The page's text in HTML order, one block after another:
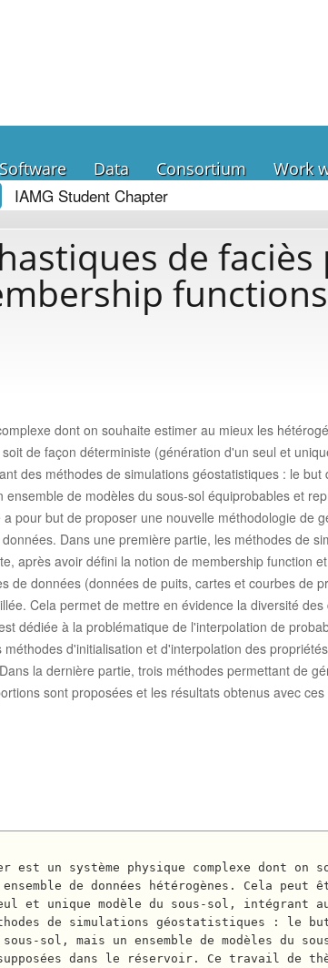
Software Data Consortium Work
IAMG Student Chapter
de faciès
functions
dont on souhaite estimer au mieux les
de façon déterministe (génération d'un seul et
des méthodes de simulations géostatistiques : le
de modèles du sous-sol équiprobables et
pour but de proposer une nouvelle méthodologie de
Dans une première partie, les méthodes de
après avoir défini la notion de membership function
de données (données de puits, cartes et courbes de
Cela permet de mettre en évidence la diversité
dédiée à la problématique de l'interpolation de
d'initialisation et d'interpolation des
la dernière partie, trois méthodes permettant de
sont proposées et les résultats obtenus avec
de données hétérogènes. Cela
et unique modèle du sous-sol, intégrant
de simulations géostatistiques : le but
sol, mais un ensemble de modèles du
dans le réservoir. Ce travail de